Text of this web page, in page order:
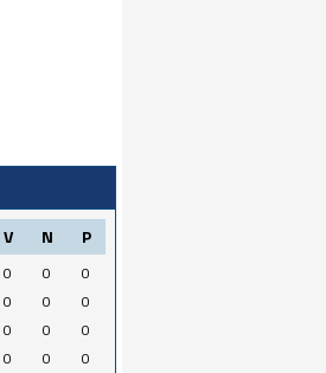
V N P
0 0
0
0 0
0
0 0
0
0 0
0